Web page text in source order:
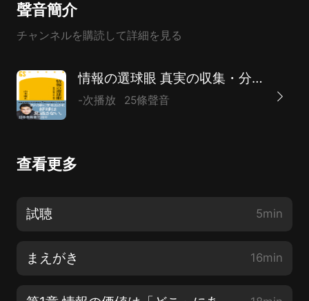
聲音簡介
チャンネルを購読して詳細を見る
情報の選球眼 真実の収集・分析・発信
-次播放 25條聲音
查看更多
試聴 5min
まえがき 16min